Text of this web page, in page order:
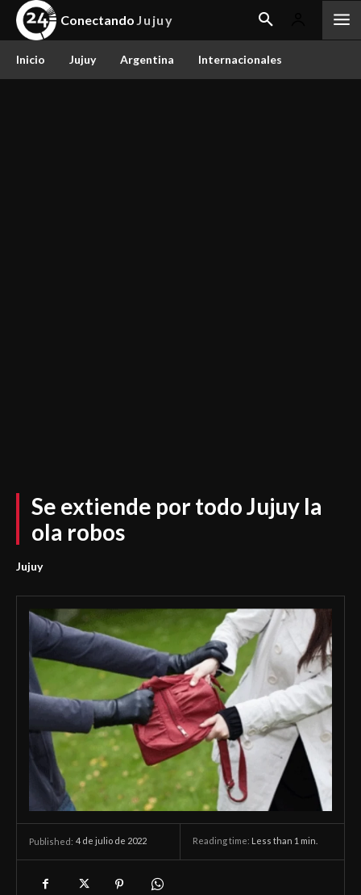
Conectando Jujuy
Inicio Jujuy Argentina Internacionales
Se extiende por todo Jujuy la
ola robos
Jujuy
Published: 4 de julio de 2022 Reading time: Less than 1 min.